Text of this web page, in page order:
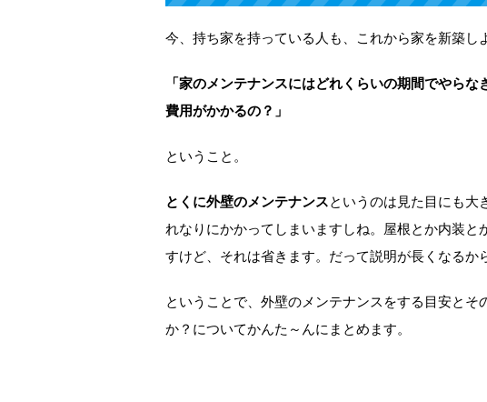
今、持ち家を持っている人も、これから家を新築し
「家のメンテナンスにはどれくらいの期間でやら
費用がかかるの？」
ということ。
とくに外壁のメンテナンスというのは見た目にも大
れなりにかかってしまいますしね。屋根とか内装
すけど、それは省きます。だって説明が長くなるか
ということで、外壁のメンテナンスをする目安と
か？についてかんた～んにまとめます。